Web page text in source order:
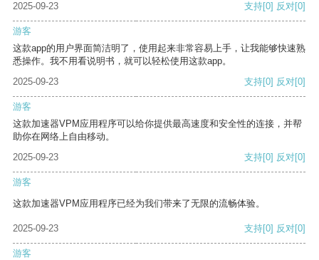
2025-09-23 支持[0] 反对[0]
游客
这款app的用户界面简洁明了，使用起来非常容易上手，让我能够快速熟
悉操作。我不用看说明书，就可以轻松使用这款app。
2025-09-23
支持[0] 反对[0]
游客
这款加速器VPM应用程序可以给你提供最高速度和安全性的连接，并帮
助你在网络上自由移动。
2025-09-23
支持[0] 反对[0]
游客
这款加速器VPM应用程序已经为我们带来了无限的流畅体验。
2025-09-23 支持[0] 反对[0]
游客